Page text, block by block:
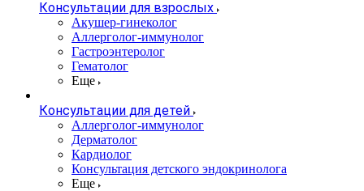
Консультации для взрослых
Акушер-гинеколог
Аллерголог-иммунолог
Гастроэнтеролог
Гематолог
Еще
Консультации для детей
Аллерголог-иммунолог
Дерматолог
Кардиолог
Консультация детского эндокринолога
Еще